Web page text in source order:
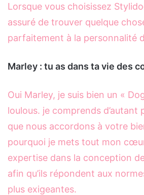
Lorsque vous choisissez
assuré de trouver quelque
parfaitement à la personnalité
Marley : tu as dans ta vie des
Oui Marley, je suis bien un «
loulous. je comprends d’autant
que nous accordons à votre
pourquoi je mets tout mon
expertise dans la conception
afin qu’ils répondent aux
plus exigeantes.